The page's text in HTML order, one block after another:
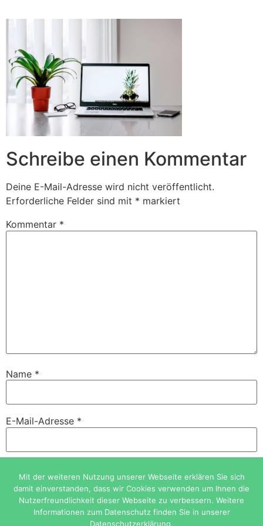
Inhalt
Schreibe einen Kommentar
Deine E-Mail-Adresse wird nicht veröffentlicht.
Erforderliche Felder sind mit * markiert
Kommentar *
Name *
E-Mail-Adresse *
Mit der weiteren Nutzung unserer Webseite erklären Sie sich
damit einverstanden, dass wir Cookies verwenden um Ihnen die
Nutzerfreundlichkeit dieser Webseite zu verbessern. Weitere
Informationen zum Datenschutz finden Sie in unserer
Datenschutzerklärung.